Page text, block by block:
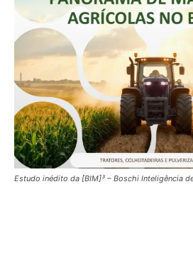
Estudo inédito da [BIM]³ – Boschi Inteligência